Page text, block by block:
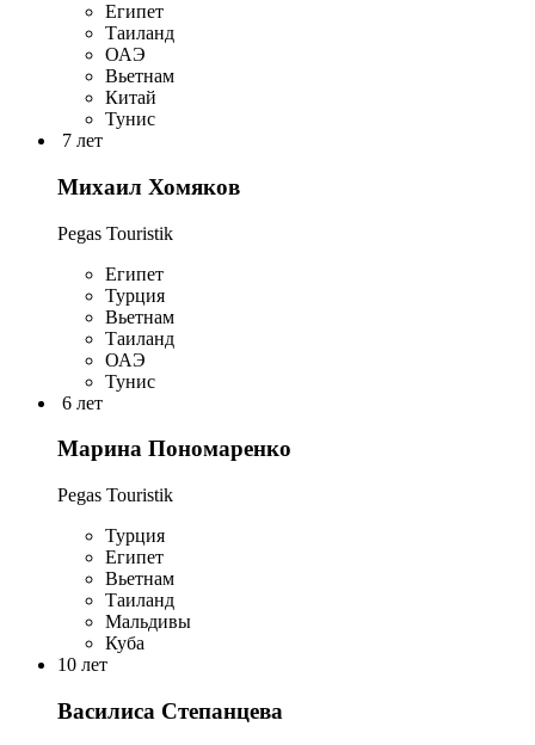
Египет
Таиланд
ОАЭ
Вьетнам
Китай
Тунис
7 лет
Михаил Хомяков
Pegas Touristik
Египет
Турция
Вьетнам
Таиланд
ОАЭ
Тунис
6 лет
Марина Пономаренко
Pegas Touristik
Турция
Египет
Вьетнам
Таиланд
Мальдивы
Куба
10 лет
Василиса Степанцева